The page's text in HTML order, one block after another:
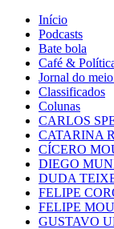
Início
Podcasts
Bate bola
Café &
Jornal do
Classificados
Colunas
CARLOS
CATARINA
CÍCERO
DIEGO
DUDA
FELIPE
FELIPE
GUSTAVO